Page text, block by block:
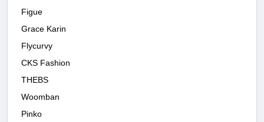
Figue
Grace Karin
Flycurvy
CKS Fashion
THEBS
Woomban
Pinko